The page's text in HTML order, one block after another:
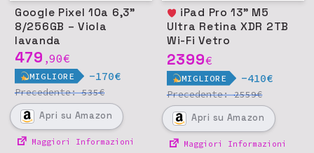
Google Pixel 10a 6,3"
8/256GB – Viola
lavanda
479 ,90€
MIGLIORE -170€
Precedente:535€
Apri su Amazon
Maggiori Informazioni
Ultra Retina XDR 2TB
Wi-Fi Vetro
nanotexture - Nero
siderale
2399€
MIGLIORE -410€
Precedente:2559€
Apri su Amazon
Maggiori Informazioni